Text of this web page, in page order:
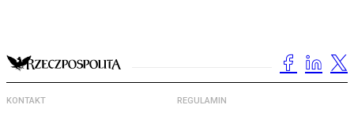
KONTAKT REGULAMIN